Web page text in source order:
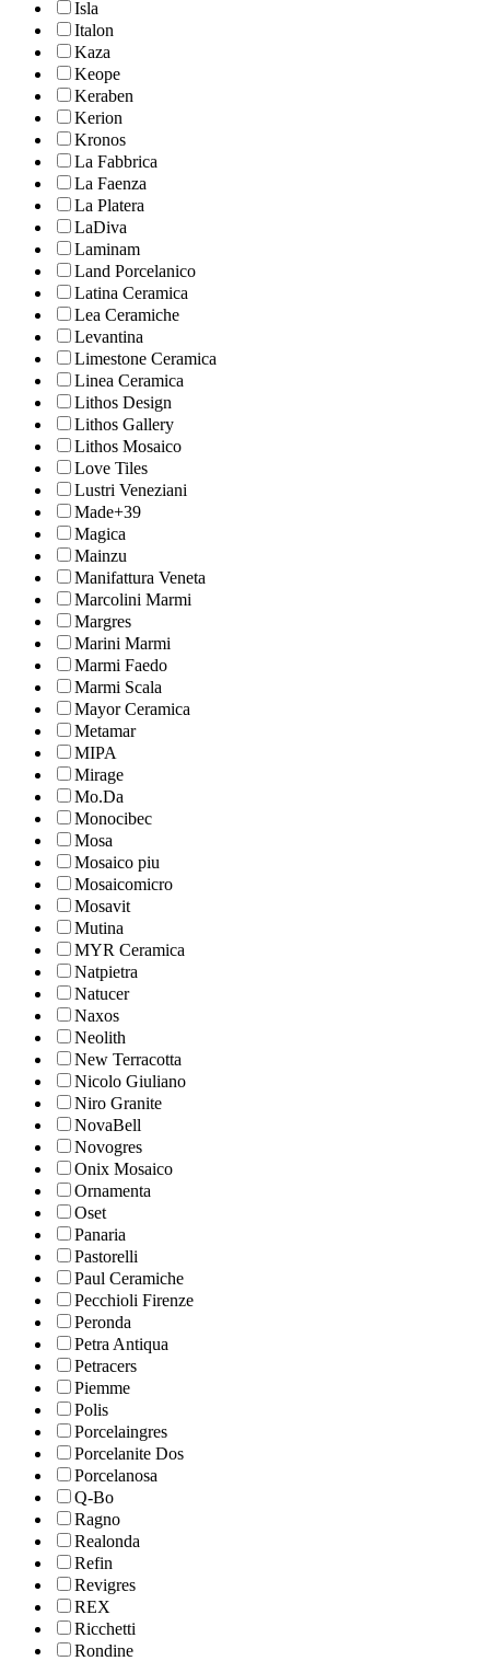
Isla
Italon
Kaza
Keope
Keraben
Kerion
Kronos
La Fabbrica
La Faenza
La Platera
LaDiva
Laminam
Land Porcelanico
Latina Ceramica
Lea Ceramiche
Levantina
Limestone Ceramica
Linea Ceramica
Lithos Design
Lithos Gallery
Lithos Mosaico
Love Tiles
Lustri Veneziani
Made+39
Magica
Mainzu
Manifattura Veneta
Marcolini Marmi
Margres
Marini Marmi
Marmi Faedo
Marmi Scala
Mayor Ceramica
Metamar
MIPA
Mirage
Mo.Da
Monocibec
Mosa
Mosaico piu
Mosaicomicro
Mosavit
Mutina
MYR Ceramica
Natpietra
Natucer
Naxos
Neolith
New Terracotta
Nicolo Giuliano
Niro Granite
NovaBell
Novogres
Onix Mosaico
Ornamenta
Oset
Panaria
Pastorelli
Paul Ceramiche
Pecchioli Firenze
Peronda
Petra Antiqua
Petracers
Piemme
Polis
Porcelaingres
Porcelanite Dos
Porcelanosa
Q-Bo
Ragno
Realonda
Refin
Revigres
REX
Ricchetti
Rondine